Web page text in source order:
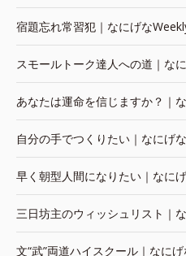
宿題忘れ常習犯｜なにげな
スモールトーク達人への道｜な
あなたは運命を信じますか？｜
自分の手でつくりたい｜なにげ
早く朝型人間になりたい｜なに
三日坊主のウィッシュリスト｜
文“武”両道ハイスクール｜なに